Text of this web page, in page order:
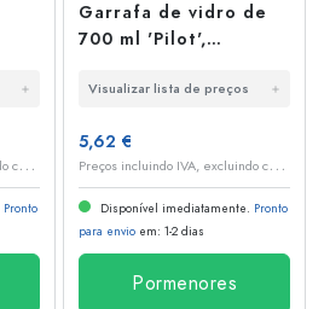
P
reços incluindo IVA, excluindo custos de envio
Pronto
Garrafa de vidro de
700 ml 'Pilot',
Visualizar lista de preços
5,62 €
P
reços incluindo IVA, excluindo custos de envio
Disponível imediatamente. Pronto
para envio em: 1-2 dias
Pormenores